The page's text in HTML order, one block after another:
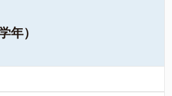
年）